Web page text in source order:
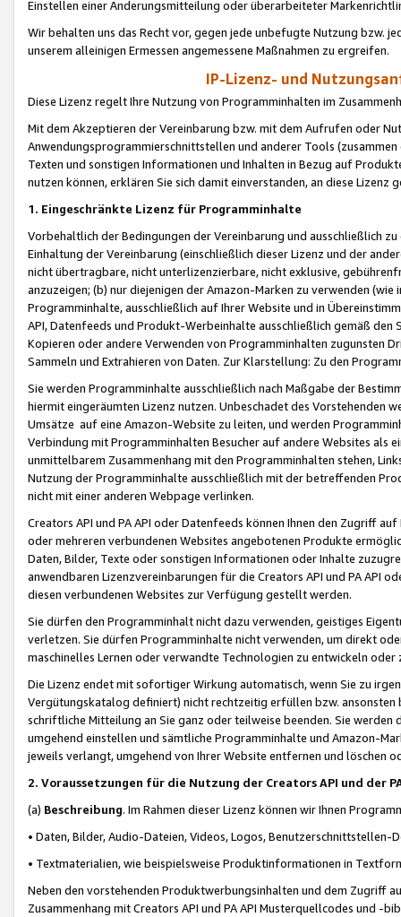
Einstellen einer Änderungsmitteilung oder überarbeiteter
Wir behalten uns das Recht vor, gegen jede unbefugte Nutzung bzw.
unserem alleinigen Ermessen angemessene Maßnahmen zu ergreifen.
IP-Lizenz- und
Diese Lizenz regelt Ihre Nutzung von Programminhalten im
Mit dem Akzeptieren der Vereinbarung bzw. mit dem Aufrufen oder
Anwendungsprogrammierschnittstellen und anderer Tools (zusammen
Texten und sonstigen Informationen und Inhalten in Bezug auf
nutzen können, erklären Sie sich damit einverstanden, an diese Lizenz
1. Eingeschränkte Lizenz für Programminhalte
Vorbehaltlich der Bedingungen der Vereinbarung und ausschließlich
Einhaltung der Vereinbarung (einschließlich dieser Lizenz und der
nicht übertragbare, nicht unterlizenzierbare, nicht exklusive,
anzuzeigen; (b) nur diejenigen der Amazon-Marken zu verwenden
Programminhalte, ausschließlich auf Ihrer Website und in
API, Datenfeeds und Produkt-Werbeinhalte ausschließlich gemäß
Kopieren oder andere Verwenden von Programminhalten zugunsten
Sammeln und Extrahieren von Daten. Zur Klarstellung: Zu den
Sie werden Programminhalte ausschließlich nach Maßgabe der
hiermit eingeräumten Lizenz nutzen. Unbeschadet des Vorstehenden
Umsätze auf eine Amazon-Website zu leiten, und werden
Verbindung mit Programminhalten Besucher auf andere Websites als
unmittelbarem Zusammenhang mit den Programminhalten stehen,
Nutzung der Programminhalte ausschließlich mit der betreffenden
nicht mit einer anderen Webpage verlinken.
Creators API und PA API oder Datenfeeds können Ihnen den Zugriff
oder mehreren verbundenen Websites angebotenen Produkte
Daten, Bilder, Texte oder sonstigen Informationen oder Inhalte
anwendbaren Lizenzvereinbarungen für die Creators API und PA API
diesen verbundenen Websites zur Verfügung gestellt werden.
Sie dürfen den Programminhalt nicht dazu verwenden, geistiges
verletzen. Sie dürfen Programminhalte nicht verwenden, um direkt
maschinelles Lernen oder verwandte Technologien zu entwickeln
Die Lizenz endet mit sofortiger Wirkung automatisch, wenn Sie zu
Vergütungskatalog definiert) nicht rechtzeitig erfüllen bzw. ansonsten
schriftliche Mitteilung an Sie ganz oder teilweise beenden. Sie werden
umgehend einstellen und sämtliche Programminhalte und Amazon-
jeweils verlangt, umgehend von Ihrer Website entfernen und löschen
2. Voraussetzungen für die Nutzung der Creators API und der
(a) Beschreibung. Im Rahmen dieser Lizenz können wir Ihnen
• Daten, Bilder, Audio-Dateien, Videos, Logos, Benutzerschnittstellen-
• Textmaterialien, wie beispielsweise Produktinformationen in
Neben den vorstehenden Produktwerbungsinhalten und dem Zugriff
Zusammenhang mit Creators API und PA API Musterquellcodes und